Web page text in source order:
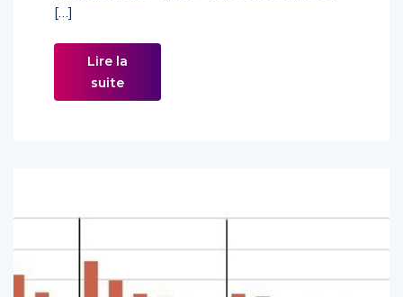
françaises, des « aides » leur sont octroyées :
Lire la
suite